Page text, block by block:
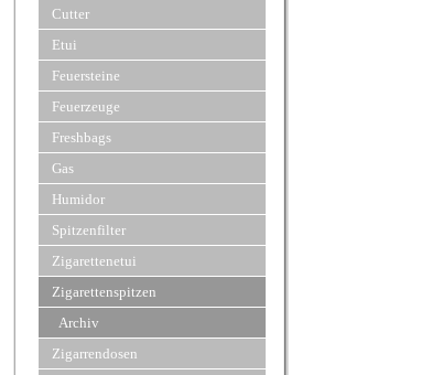
Cutter
Etui
Feuersteine
Feuerzeuge
Freshbags
Gas
Humidor
Spitzenfilter
Zigarettenetui
Zigarettenspitzen
Archiv
Zigarrendosen